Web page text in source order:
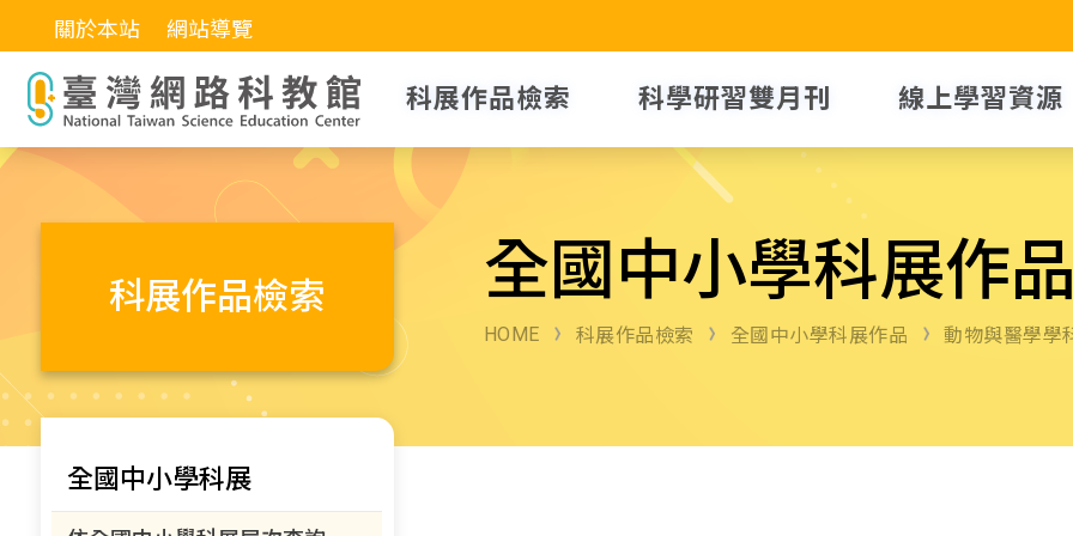
關於本站 網站導覽
科展作品檢索 科學研習雙月刊 線上學習資源
科展作品檢索 全國中小學科展作
HOME 科展作品檢索 全國中小學科展作品 動物與醫學學
全國中小學科展